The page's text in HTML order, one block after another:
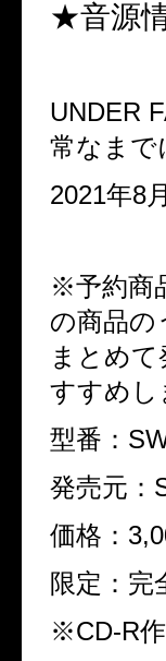
★音源
UNDER
常なまで
2021年8月
※予約商
の商品の
まとめ
すすめし
型番：
発売元：
価格：
限定：完
※CD-R